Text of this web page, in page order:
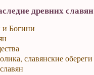
древних славян
и Богини
славянские обереги